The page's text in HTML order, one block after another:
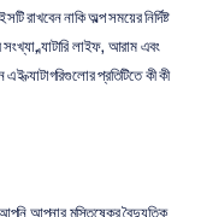
রাখবেন নাকি অল্প সময়ের নির্দিষ্ট
ব্যাটারি লাইফ, আরাম এবং
ক্যাটাগরিগুলোর প্রতিটিতে কী কী
আপনি আপনার মস্তিষ্কের বৈদ্যুতিক